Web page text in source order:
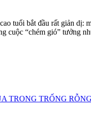
tuổi bắt đầu rất giản dị:
cuộc “chém gió” tưởng
TRỐNG